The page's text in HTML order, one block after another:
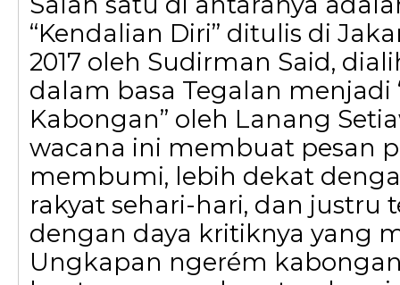
“Kendalian Diri” ditulis di
2017 oleh Sudirman Said,
dalam basa Tegalan menjadi
Kabongan” oleh Lanang
wacana ini membuat pesan
membumi, lebih dekat
rakyat sehari-hari, dan justru
dengan daya kritiknya yang
Ungkapan ngerém